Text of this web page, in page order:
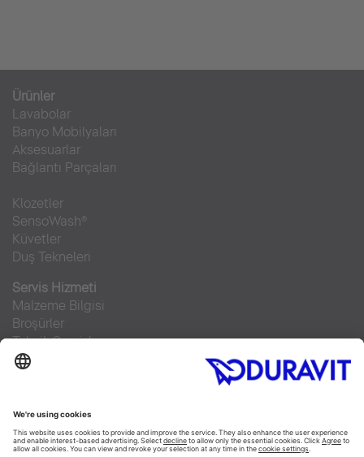
Ürünler
Lavabolar
Banyo Mobilyaları
Aksesuarlar
Bağlantı Parçaları
Klozetler
SensoWash®
Küvetler
Duş Tekneleri
Servis Hizmeti
Malzeme Bilgisi
Broşürler
Teknik Servisler
Sıkça sorulan sorular
Facebook
Instagram
Pinterest
RSS-Feed